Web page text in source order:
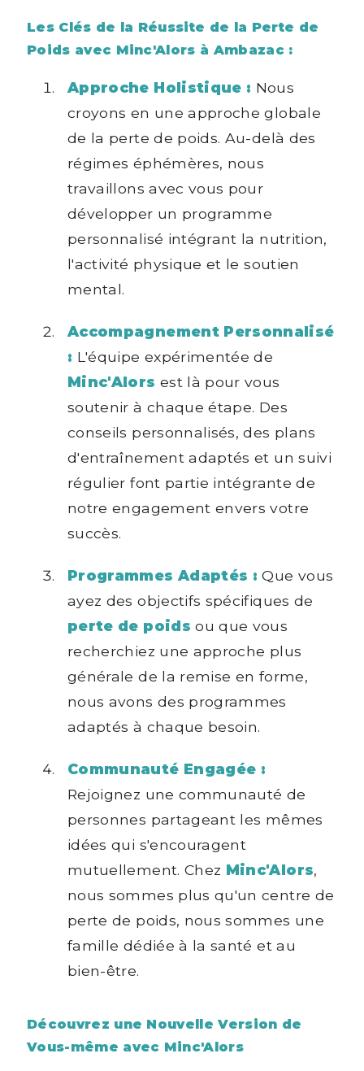
Les Clés de la Réussite de la Perte de
Poids avec Minc'Alors à Ambazac :
Approche Holistique : Nous
croyons en une approche globale
de la perte de poids. Au-delà des
régimes éphémères, nous
travaillons avec vous pour
développer un programme
personnalisé intégrant la nutrition,
l'activité physique et le soutien
mental.
Accompagnement Personnalisé
: L'équipe expérimentée de
Minc'Alors est là pour vous
soutenir à chaque étape. Des
conseils personnalisés, des plans
d'entraînement adaptés et un suivi
régulier font partie intégrante de
notre engagement envers votre
succès.
Programmes Adaptés : Que vous
ayez des objectifs spécifiques de
perte de poids ou que vous
recherchiez une approche plus
générale de la remise en forme,
nous avons des programmes
adaptés à chaque besoin.
Communauté Engagée :
Rejoignez une communauté de
personnes partageant les mêmes
idées qui s'encouragent
mutuellement. Chez Minc'Alors,
nous sommes plus qu'un centre de
perte de poids, nous sommes une
famille dédiée à la santé et au
bien-être.
Découvrez une Nouvelle Version de
Vous-même avec Minc'Alors